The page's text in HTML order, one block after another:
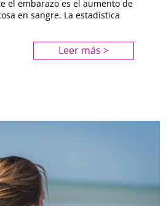
el embarazo es el aumento de
en sangre. La estadística
Leer más >